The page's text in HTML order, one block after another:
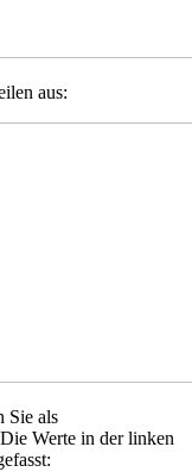
aus:
Sie als
Werte in der linken